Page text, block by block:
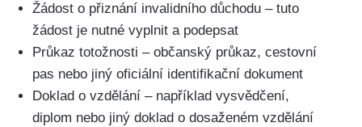
Žádost o přiznání invalidního důchodu – tuto
žádost je nutné vyplnit a podepsat
Průkaz totožnosti – občanský průkaz, cestovní
pas nebo jiný oficiální identifikační dokument
Doklad o vzdělání – například vysvědčení,
diplom nebo jiný doklad o dosaženém vzdělání